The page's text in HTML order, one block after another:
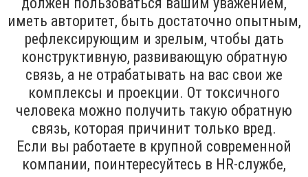
иметь авторитет, быть достаточно опытным,
рефлексирующим и зрелым, чтобы дать
конструктивную, развивающую обратную
связь, а не отрабатывать на вас свои же
комплексы и проекции. От токсичного
человека можно получить такую обратную
связь, которая причинит только вред.
Если вы работаете в крупной современной
компании, поинтересуйтесь в HR-службе,